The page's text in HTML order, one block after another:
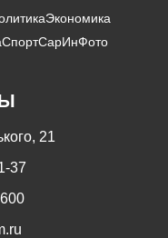
Экономика
СпортСарИнФото
21
37